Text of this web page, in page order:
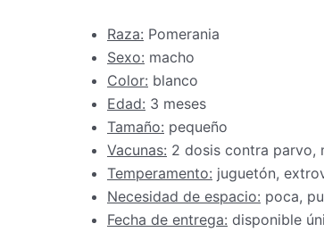
Raza: Pomerania
Sexo: macho
Color: blanco
Edad: 3 meses
Tamaño: pequeño
Vacunas: 2 dosis contra parvo,
Temperamento: juguetón,
Necesidad de espacio: poca,
Fecha de entrega: disponible